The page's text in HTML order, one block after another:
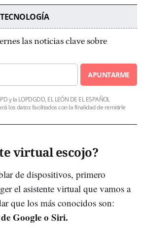
las noticias clave sobre
APUNTARME
y la LOPDGDD, EL LEÓN DE EL ESPAÑOL
los datos facilitados con la finalidad de remitirle
virtual escojo?
de dispositivos, primero
el asistente virtual que vamos a
que los más conocidos son:
Google o Siri.